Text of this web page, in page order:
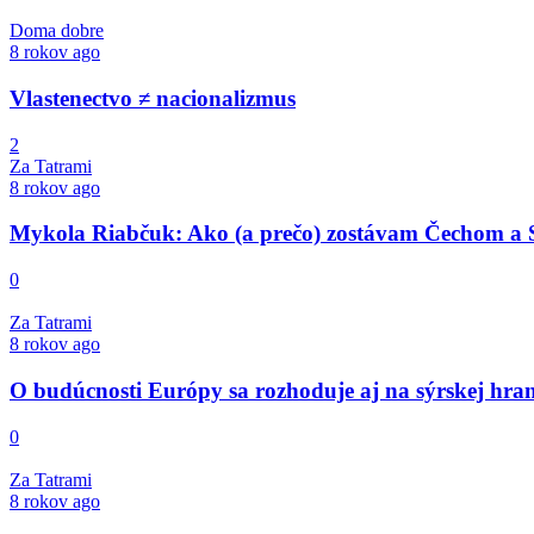
Doma dobre
8 rokov ago
Vlastenectvo ≠ nacionalizmus
2
Za Tatrami
8 rokov ago
Mykola Riabčuk: Ako (a prečo) zostávam Čechom a
0
Za Tatrami
8 rokov ago
O budúcnosti Európy sa rozhoduje aj na sýrskej
0
Za Tatrami
8 rokov ago